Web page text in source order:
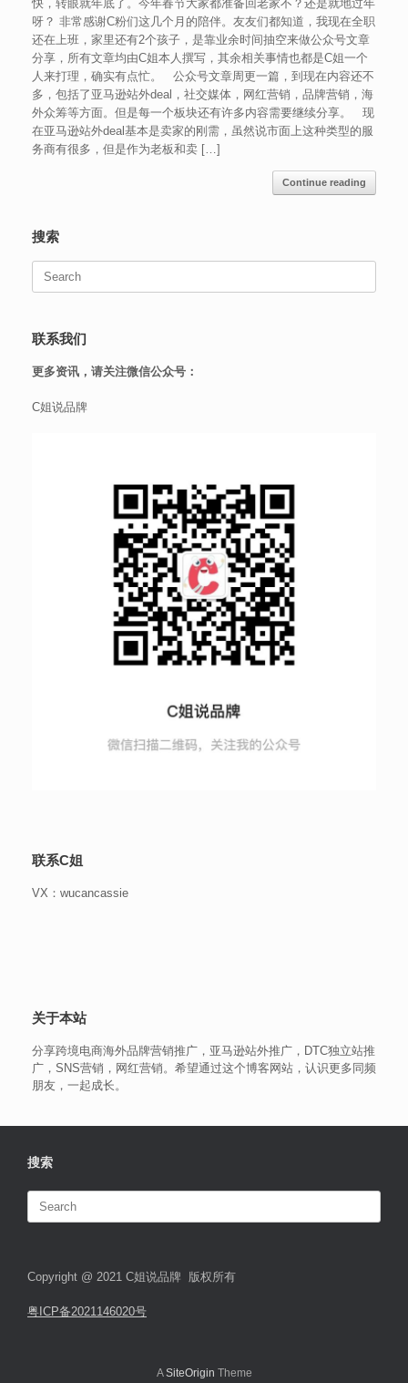
快，转眼就年底了。今年春节大家都准备回老家不？还是就地过年
呀？ 非常感谢C粉们这几个月的陪伴。友友们都知道，我现在全职
还在上班，家里还有2个孩子，是靠业余时间抽空来做公众号文章
分享，所有文章均由C姐本人撰写，其余相关事情也都是C姐一个
人来打理，确实有点忙。 公众号文章周更一篇，到现在内容还不
多，包括了亚马逊站外deal，社交媒体，网红营销，品牌营销，海
外众筹等方面。但是每一个板块还有许多内容需要继续分享。 现
在亚马逊站外deal基本是卖家的刚需，虽然说市面上这种类型的服
务商有很多，但是作为老板和卖 […]
Continue reading
搜索
Search
联系我们
更多资讯，请关注微信公众号：
C姐说品牌
联系C姐
VX：wucancassie
关于本站
分享跨境电商海外品牌营销推广，亚马逊站外推广，DTC独立站推
广，SNS营销，网红营销。希望通过这个博客网站，认识更多同频
朋友，一起成长。
搜索
Search
Copyright @ 2021 C姐说品牌 版权所有
粤ICP备2021146020号
ASiteOrigin Theme